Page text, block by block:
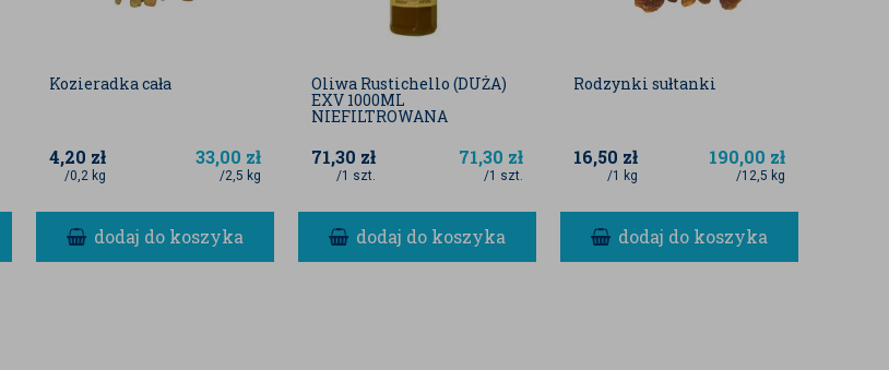
Kozieradka cała
4,20 zł
/0,2 kg
33,00 zł
/2,5 kg
dodaj do koszyka
Oliwa Rustichello (DUŻA)
EXV 1000ML
NIEFILTROWANA
71,30 zł
/1 szt.
71,30 zł
/1 szt.
dodaj do koszyka
Rodzynki sułtanki
16,50 zł
/1 kg
190,00 zł
/12,5 kg
dodaj do koszyka